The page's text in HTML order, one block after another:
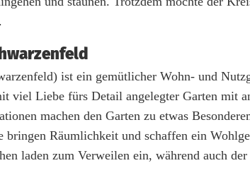
ist ein gemütlicher Wohn- und
viel Liebe fürs Detail angelegter Garten mit
machen den Garten zu etwas
bringen Räumlichkeit und schaffen ein
laden zum Verweilen ein, während auch